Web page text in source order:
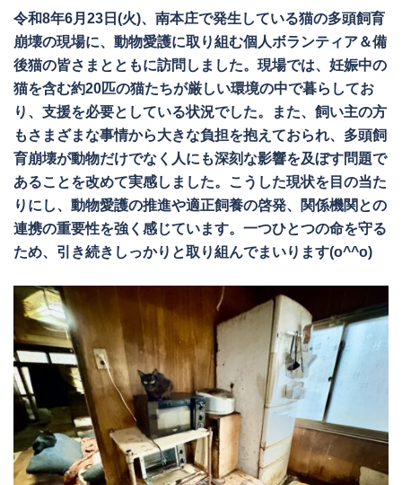
令和8年6月23日(火)、南本庄で発生している猫の多頭飼育
崩壊の現場に、動物愛護に取り組む個人ボランティア＆備
後猫の皆さまとともに訪問しました。現場では、妊娠中の
猫を含む約20匹の猫たちが厳しい環境の中で暮らしてお
り、支援を必要としている状況でした。また、飼い主の方
もさまざまな事情から大きな負担を抱えておられ、多頭飼
育崩壊が動物だけでなく人にも深刻な影響を及ぼす問題で
あることを改めて実感しました。こうした現状を目の当た
りにし、動物愛護の推進や適正飼養の啓発、関係機関との
連携の重要性を強く感じています。一つひとつの命を守る
ため、引き続きしっかりと取り組んでまいります(o^^o)